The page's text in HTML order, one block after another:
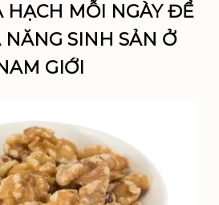
HẠCH MỖI NGÀY ĐỂ
SINH SẢN Ở
GIỚI